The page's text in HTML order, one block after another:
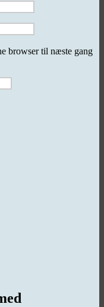
browser til næste gang